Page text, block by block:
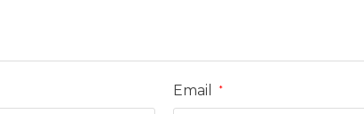
Email *